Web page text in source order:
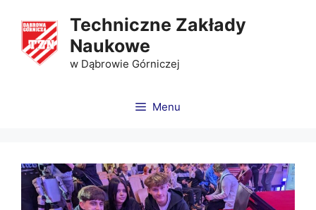
Techniczne Zakłady
Naukowe
w Dąbrowie Górniczej
Menu